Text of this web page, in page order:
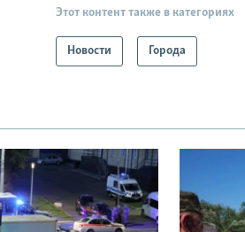
Этот контент также в категориях
Новости Города